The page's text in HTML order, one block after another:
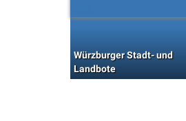
Würzburger Stadt- und
Landbote